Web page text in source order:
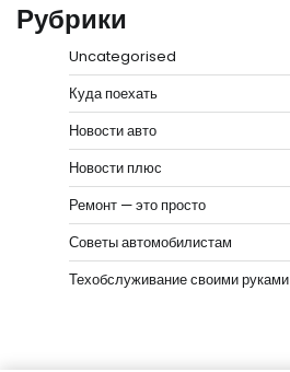
Рубрики
Uncategorised
Куда поехать
Новости авто
Новости плюс
Ремонт — это просто
Советы автомобилистам
Техобслуживание своими руками